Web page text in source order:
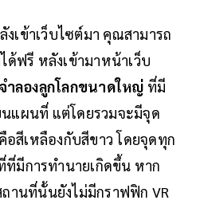
เข้าเว็บไซต์มา คุณสามารถ
ด้ฟรี หลังเข้ามาหน้าเว็บ
ำลองลูกโลกขนาดใหญ่ ที่มี
แผนที่ แต่โดยรวมจะมีจุด
อสีเหลืองกับสีขาว โดยจุดทุก
มีการทำนายเกิดขึ้น หาก
ถานที่นั้นยังไม่มีกราฟฟิก VR